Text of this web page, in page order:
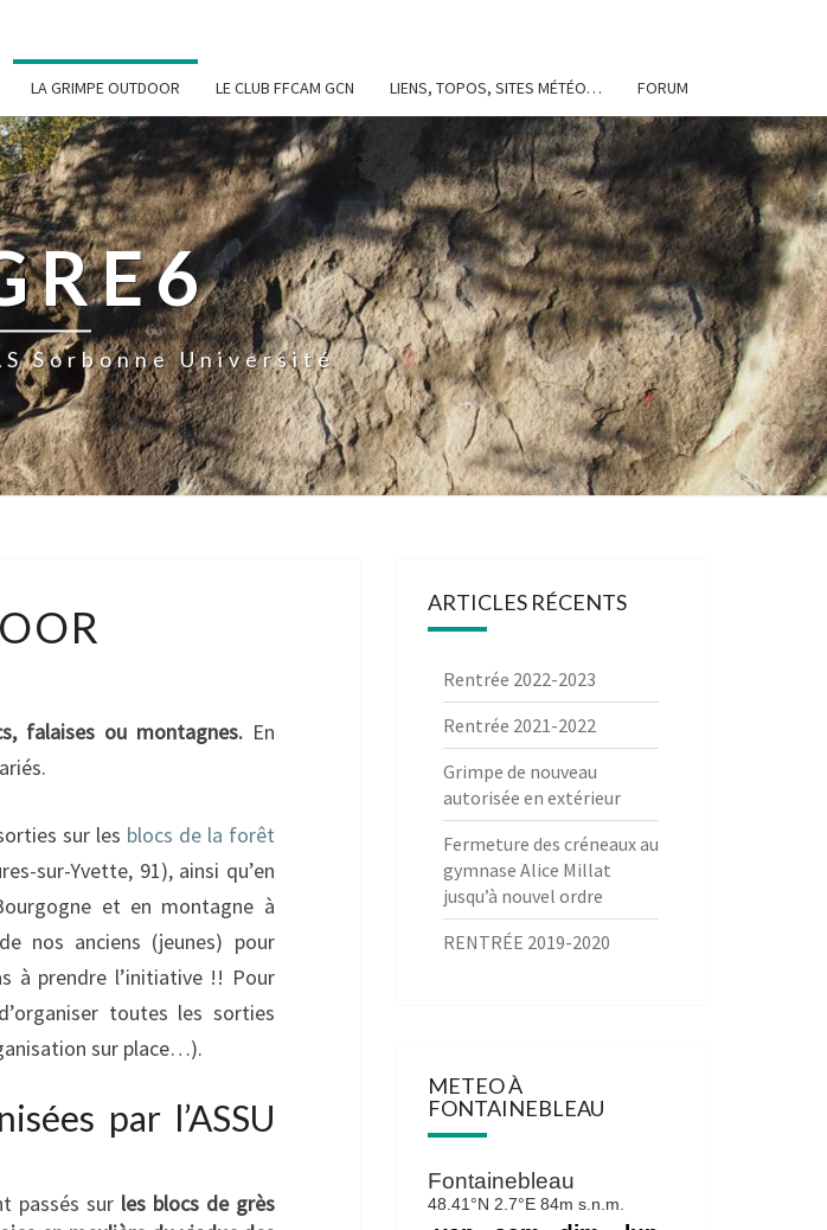
LA GRIMPE OUTDOOR LE CLUB FFCAM GCN LIENS, TOPOS, SITES MÉTÉO… FORUM
Sorbonne Université
falaises ou montagnes.En
sur les blocs de la forêt
sur-Yvette, 91), ainsi qu’en
et en montagne à
nos anciens (jeunes) pour
à prendre l’initiative !! Pour
toutes les sorties
sur place…).
par l’ASSU
passés sur les blocs de grès
ARTICLES RÉCENTS
Rentrée 2022-2023
Rentrée 2021-2022
Grimpe de nouveau
autorisée en extérieur
Fermeture des créneaux au
gymnase Alice Millat
jusqu’à nouvel ordre
RENTRÉE 2019-2020
METEO À
FONTAINEBLEAU